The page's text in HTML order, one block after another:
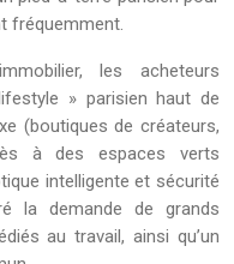
fréquemment.
les acheteurs
» parisien haut de
(boutiques de créateurs,
à des espaces verts
intelligente et sécurité
la demande de grands
au travail, ainsi qu’un